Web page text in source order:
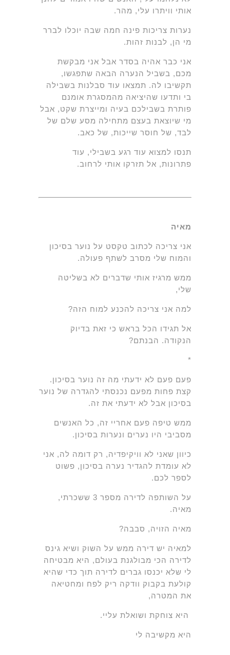
אותי וויתרו עלי, מהר.
נערות צריכות פינה חמה שבה יוכלו לברר
מי הן, לבנות זהות.
אני כבר אהיה בסדר אבל אני מבקשת
מכם, בשביל הנערה הבאה שתפגשו,
תקשיבו לה. תמצאו עוד סבלנות בשבילה
בי ותדעו שהיציאה מהמסגרת אומנם
פותרת בשבילכם בעיה ומייצרת שקט, אבל
מי שיוצאת בעצם מתחילה מסע שלם של
לבד, של חוסר שייכות, של כאב.
תנסו למצוא עוד רגע בשבילי, עוד
פתרונות, אל תזרקו אותי לרחוב.
מאיה
אני צריכה לכתוב טקסט על נוער בסיכון
והמוח שלי מסרב לשתף פעולה.
ממש מרגיז אותי שדברים לא בשליטה
שלי,
למה אני צריכה להכנע למוח הזה?
אל תגידו הכל בראש כי זאת בדיוק
הנקודה. הבנתם?
*
פעם פעם לא ידעתי מה זה נוער בסיכון.
קצת פחות מפעם נכנסתי להגדרה של נוער
בסיכון אבל לא ידעתי את זה.
ממש טיפה פעם אחריי זה, כל האנשים
מסביבי היו נערים ונערות בסיכון.
כיוון שאני לא וויקיפדיה, רק דומה לה, אני
לא עומדת להגדיר נערה בסיכון, פשוט
לספר לכם.
על השותפה לדירה מספר 3 ששכרתי,
מאיה.
מאיה הזויה, סבבה?
למאיה יש דירה ממש על השוק ושיא גינס
לדירה הכי מבולגנת בעולם, היא מבטיחה
לי שלא יכנסו גברים לדירה תוך כדי שהיא
קולעת בקבוק וודקה ריק לפח ומחטיאה
את המטרה,
היא צוחקת ושואלת עליי.
היא מקשיבה לי